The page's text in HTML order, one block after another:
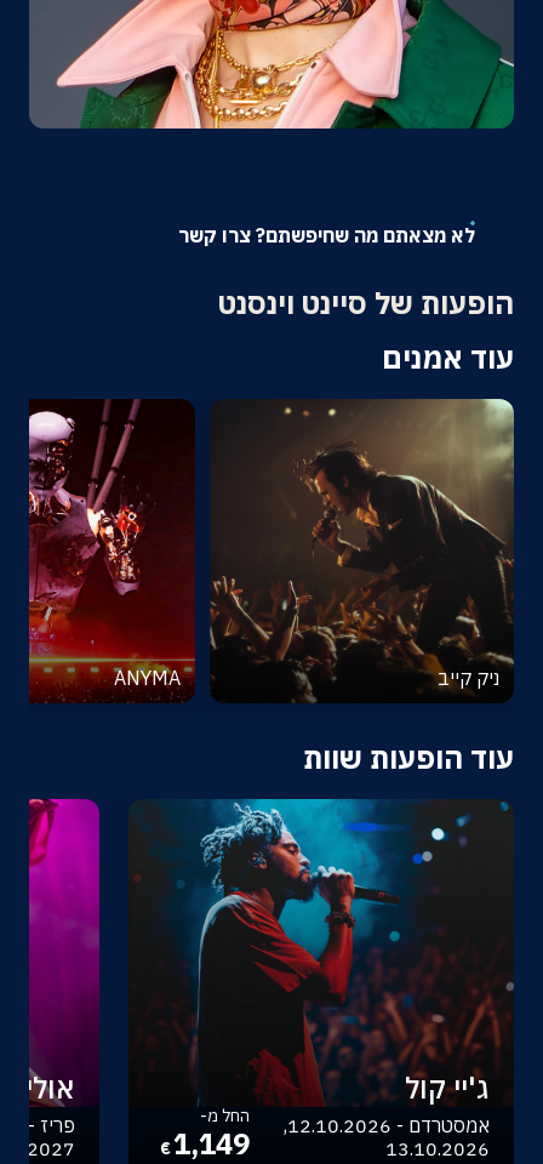
אודות
לא מצאתם מה שחיפשתם? צרו קשר
הופעות של סיינט וינסנט
עוד אמנים
ניק קייב ANYMA
עוד הופעות שוות
ג'יי קול
אמסטרדם - 12.10.2026,
13.10.2026
החל מ-
1,149
€